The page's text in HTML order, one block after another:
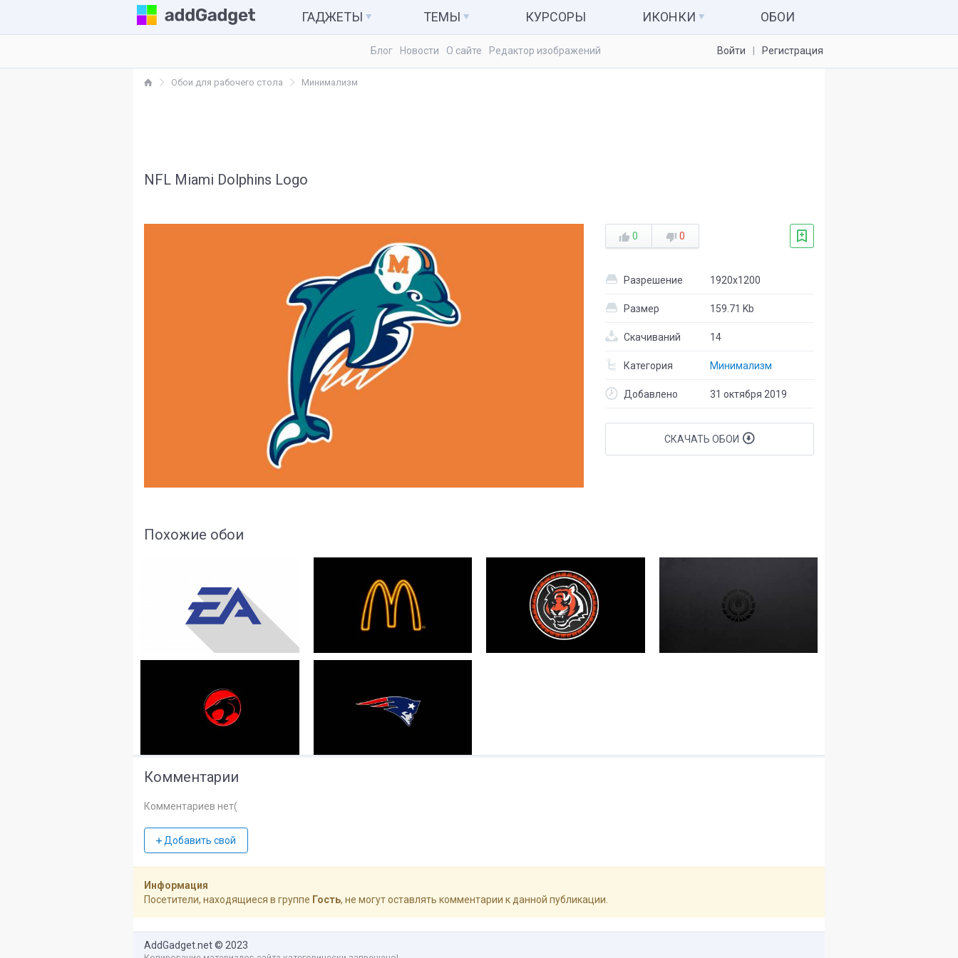
ГАДЖЕТЫ
Компьютер и система Календари
ТЕМЫ
Темы для Windows 7
КУРСОРЫ ИКОНКИ
Иконки для папок
ОБОИ
Блог Новости О сайте Редактор изображений Войти Регистрация
Обои для рабочего стола Минимализм
NFL Miami Dolphins Logo
0 0
Разрешение 1920x1200
Размер 159.71 Kb
Скачиваний 14
Категория Минимализм
Добавлено 31 октября 2019
СКАЧАТЬ ОБОИ
Похожие обои
Комментарии
Комментариев нет(
Добавить свой
Информация
Посетители, находящиеся в группе Гость, не могут оставлять комментарии к данной публикации.
AddGadget.net© 2023